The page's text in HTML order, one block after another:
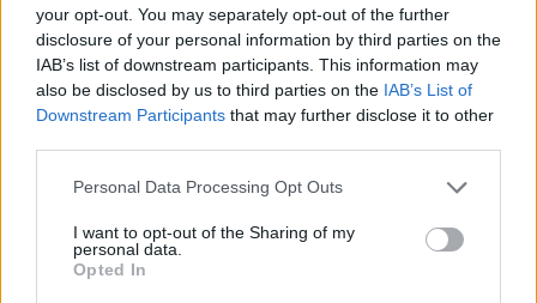
your opt-out. You may separately opt-out of the further
disclosure of your personal information by third parties on the
IAB’s list of downstream participants. This information may
also be disclosed by us to third parties on the IAB’s List of
Downstream Participants that may further disclose it to other
Personal Data Processing Opt Outs
I want to opt-out of the Sharing of my
personal data.
Opted In